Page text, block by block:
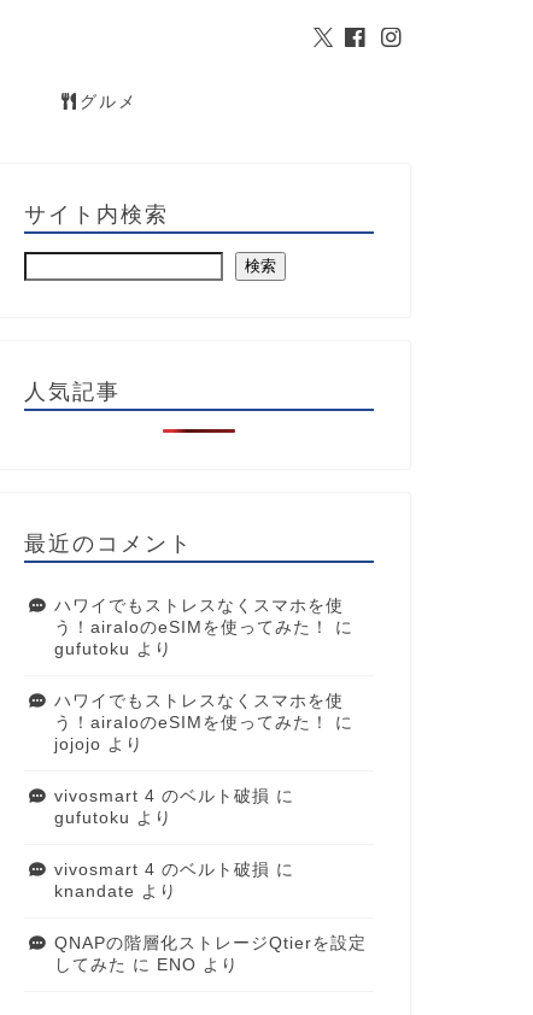
グルメ
サイト内検索
検索
人気記事
最近のコメント
ハワイでもストレスなくスマホを使
う！airaloのeSIMを使ってみた！
に
gufutoku より
ハワイでもストレスなくスマホを使
う！airaloのeSIMを使ってみた！
に
jojojo より
vivosmart 4 のベルト破損 に
gufutoku より
vivosmart 4 のベルト破損 に
knandate より
QNAPの階層化ストレージQtierを設定
してみた に ENO より